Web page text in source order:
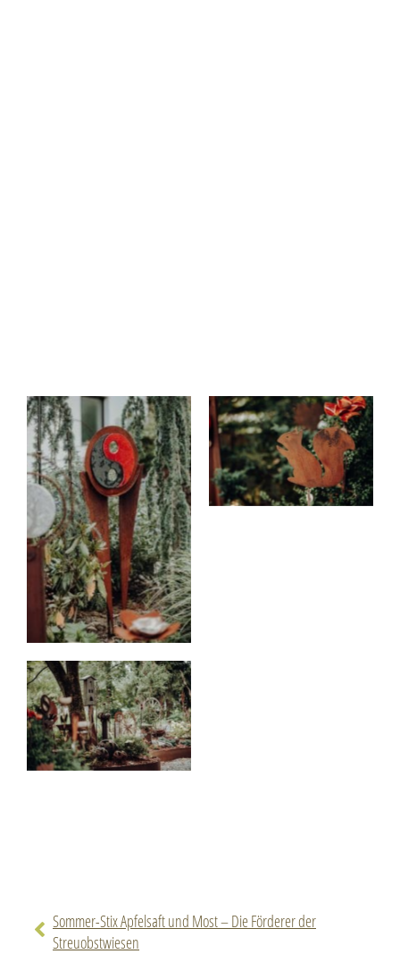
Sommer-Stix Apfelsaft und Most – Die Förderer der
Streuobstwiesen